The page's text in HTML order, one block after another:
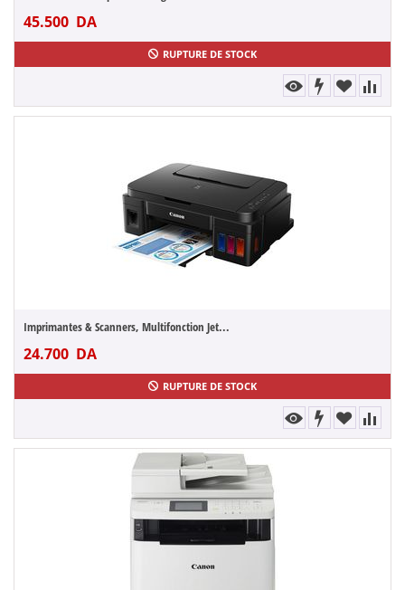
45.500 DA
RUPTURE DE STOCK
Imprimantes & Scanners, Multifonction Jet...
24.700 DA
RUPTURE DE STOCK